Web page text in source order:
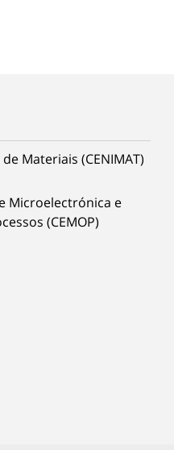
Materiais (CENIMAT)
Microelectrónica e
(CEMOP)